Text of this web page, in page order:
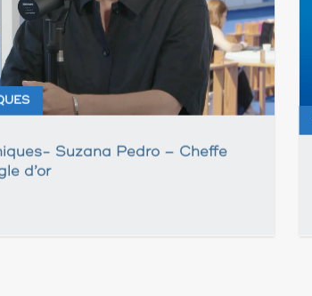
Suzana Pedro – Cheffe
d’or